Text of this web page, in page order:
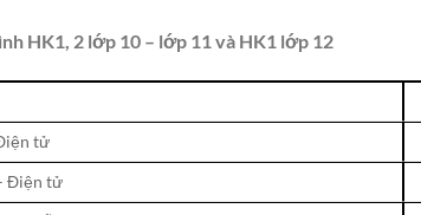
HK1, 2 lớp 10 – lớp 11 và HK1 lớp 12
tử
Điện tử